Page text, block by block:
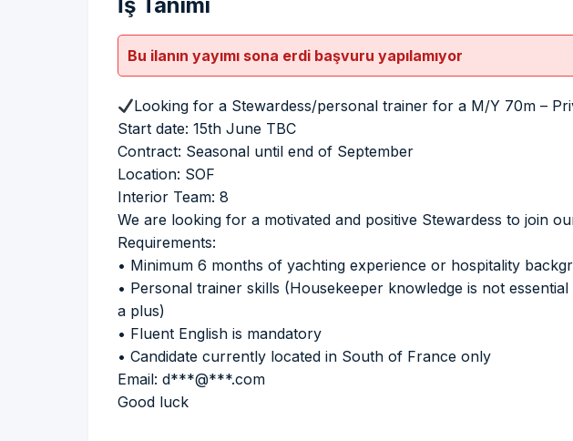
Bu ilanın yayımı sona erdi başvuru yapılamıyor
Looking for a Stewardess/personal trainer for a M/Y 70m –
Start date: 15th June TBC
Contract: Seasonal until end of September
Location: SOF
Interior Team: 8
We are looking for a motivated and positive Stewardess to join
Requirements:
• Minimum 6 months of yachting experience or hospitality
• Personal trainer skills (Housekeeper knowledge is not
a plus)
• Fluent English is mandatory
• Candidate currently located in South of France only
Email: d***@***.com
Good luck